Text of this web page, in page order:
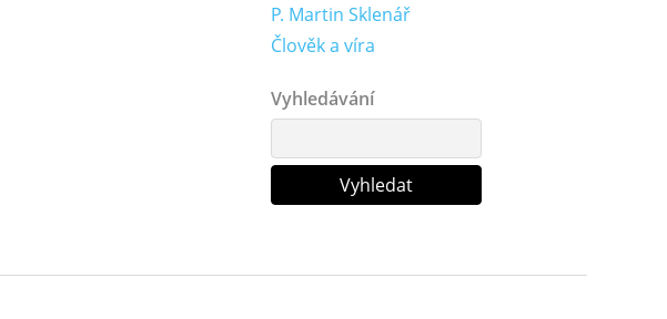
P. Martin Sklenář
Člověk a víra
Vyhledávání